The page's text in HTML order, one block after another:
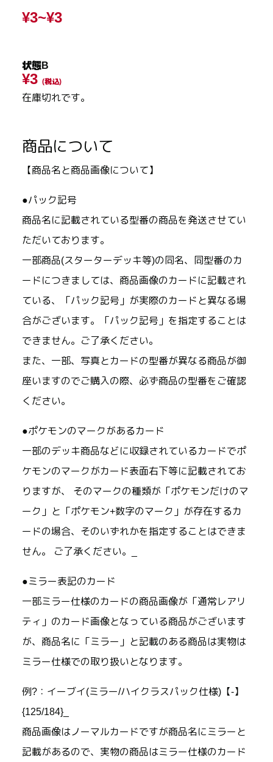
¥3~¥3
状態B
¥3 (税込)
在庫切れです。
商品について
【商品名と商品画像について】
●パック記号
商品名に記載されている型番の商品を発送させてい
ただいております。
一部商品(スターターデッキ等)の同名、同型番のカ
ードにつきましては、商品画像のカードに記載され
ている、「パック記号」が実際のカードと異なる場
合がございます。「パック記号」を指定することは
できません。ご了承ください。
また、一部、写真とカードの型番が異なる商品が御
座いますのでご購入の際、必ず商品の型番をご確認
ください。
●ポケモンのマークがあるカード
一部のデッキ商品などに収録されているカードでポ
ケモンのマークがカード表面右下等に記載されてお
りますが、 そのマークの種類が「ポケモンだけのマ
ーク」と「ポケモン+数字のマーク」が存在するカ
ードの場合、そのいずれかを指定することはできま
せん。 ご了承ください。_
●ミラー表記のカード
一部ミラー仕様のカードの商品画像が「通常レアリ
ティ」のカード画像となっている商品がございます
が、商品名に「ミラー」と記載のある商品は実物は
ミラー仕様での取り扱いとなります。
例?：イーブイ(ミラー/ハイクラスパック仕様)【-】
{125/184}_
商品画像はノーマルカードですが商品名にミラーと
記載があるので、実物の商品はミラー仕様のカード